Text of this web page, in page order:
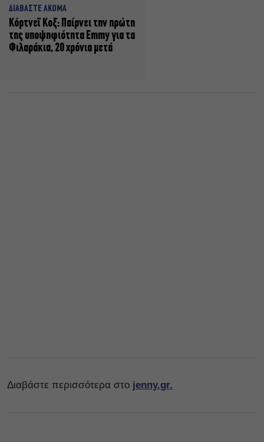
ΔΙΑΒΑΣΤΕ ΑΚΟΜΑ
Κόρτνεϊ Κοξ: Παίρνει την πρώτη
της υποψηφιότητα Emmy για τα
Φιλαράκια, 20 χρόνια μετά
Διαβάστε περισσότερα στο jenny.gr.